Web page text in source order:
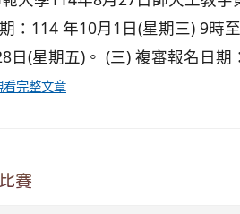
：114 年10月1日(星期三) 9時
日(星期五)。 (三) 複審報名日
看完整文章
賽